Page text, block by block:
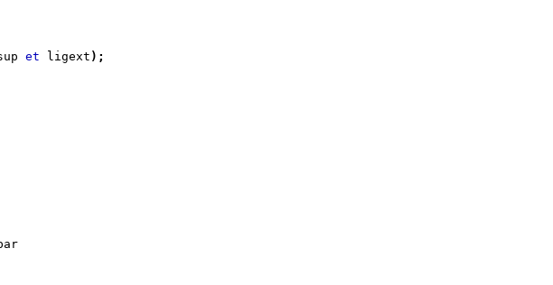
et ligext ) ;